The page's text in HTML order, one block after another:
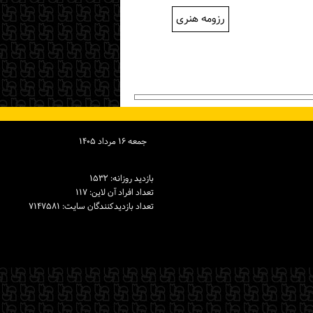
رزومه هنری
جمعه ۱۶ مرداد ۱۴۰۵
بازدید روزانه: ۱۵۳۲
تعداد افراد آن لاین: ۱۱۷
تعداد بازدیدكنندگان سایت: ۷۱۴۷۵۸۱